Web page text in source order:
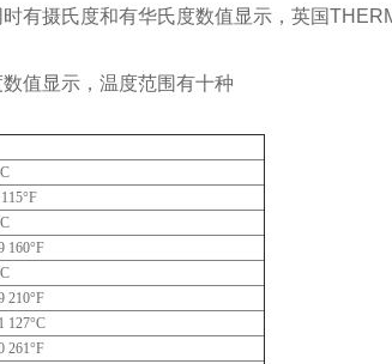
有摄氏度和有华氏度数值显示，英国
值显示，温度范围有十种
160°F
210°F
127°C
261°F